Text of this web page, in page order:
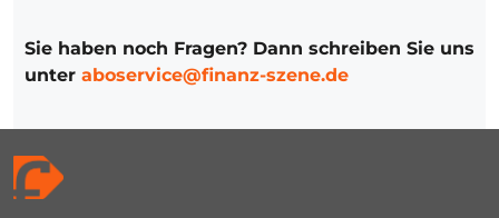
Sie haben noch Fragen? Dann schreiben Sie uns
unter aboservice@finanz-szene.de